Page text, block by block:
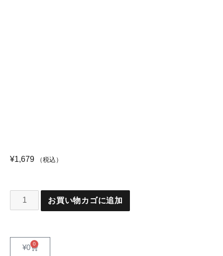
¥1,679 （税込）
お買い物カゴに追加
¥0 0